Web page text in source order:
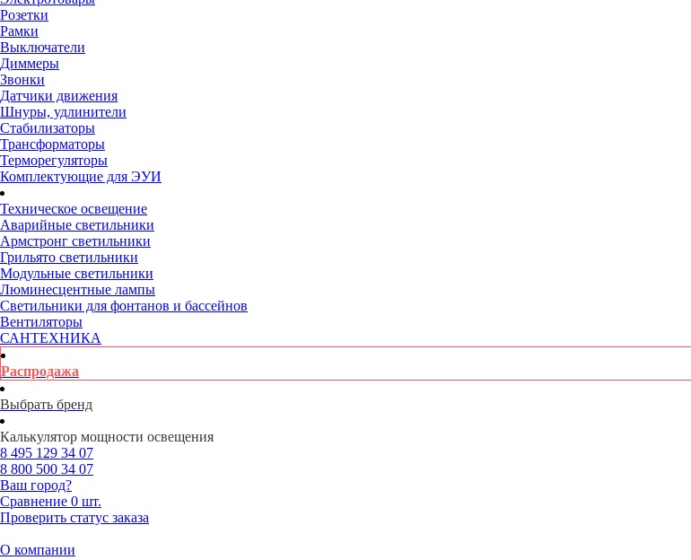
Розетки
Рамки
Выключатели
Диммеры
Звонки
Датчики движения
Шнуры, удлинители
Стабилизаторы
Трансформаторы
Терморегуляторы
Комплектующие для ЭУИ
Техническое освещение
Аварийные светильники
Армстронг светильники
Грильято светильники
Модульные светильники
Люминесцентные лампы
Светильники для фонтанов и бассейнов
Вентиляторы
САНТЕХНИКА
Распродажа
Выбрать бренд
Калькулятор мощности освещения
8 495 129 34 07
8 800 500 34 07
Ваш город?
Сравнение 0 шт.
Проверить статус заказа
О компании